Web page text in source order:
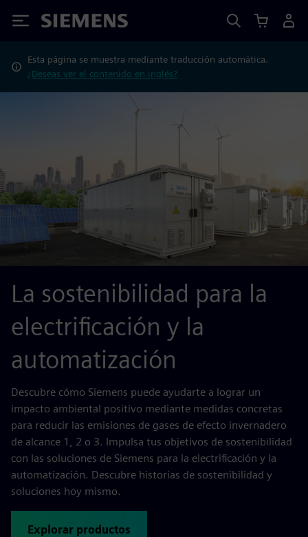
Siemens
Esta página se muestra mediante traducción automática.
¿Deseas ver el contenido en inglés?
La sostenibilidad para la
electrificación y la
automatización
Descubre cómo Siemens puede ayudarte a lograr un
impacto ambiental positivo mediante medidas concretas
para reducir las emisiones de gases de efecto invernadero
de alcance 1, 2 o 3. Impulsa tus objetivos de sostenibilidad
con las soluciones de Siemens para la electrificación y la
automatización. Descubre historias de sostenibilidad y
soluciones hoy mismo.
Explorar productos